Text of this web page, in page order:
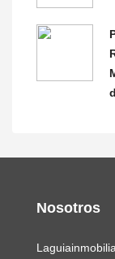
Nosotros